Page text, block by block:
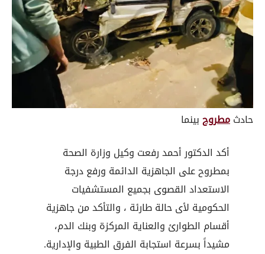
حادثمطروحبينما
أكد الدكتور أحمد رفعت وكيل وزارة الصحة
بمطروح على الجاهزية الدائمة ورفع درجة
الاستعداد القصوى بجميع المستشفيات
الحكومية لأى حالة طارئة ، والتأكد من جاهزية
أقسام الطوارئ والعناية المركزة وبنك الدم،
مشيداً بسرعة استجابة الفرق الطبية والإدارية.